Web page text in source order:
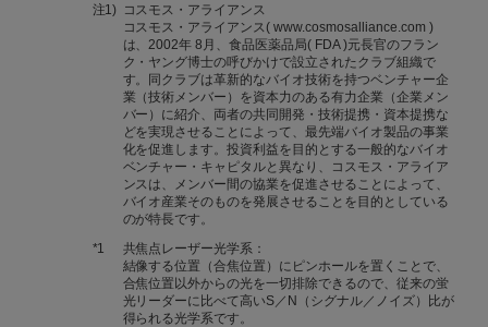
注1) コスモス・アライアンス
コスモス・アライアンス( www.cosmosalliance.com )
は、2002年 8月、食品医薬品局( FDA )元長官のフラン
ク・ヤング博士の呼びかけで設立されたクラブ組織で
す。同クラブは革新的なバイオ技術を持つベンチャー企
業（技術メンバー）を資本力のある有力企業（企業メン
バー）に紹介、両者の共同開発・技術提携・資本提携な
どを実現させることによって、最先端バイオ製品の事業
化を促進します。投資利益を目的とする一般的なバイオ
ベンチャー・キャピタルと異なり、コスモス・アライア
ンスは、メンバー間の協業を促進させることによって、
バイオ産業そのものを発展させることを目的としている
のが特長です。
*1
共焦点レーザー光学系：
結像する位置（合焦位置）にピンホールを置くことで、
合焦位置以外からの光を一切排除できるので、従来の蛍
光リーダーに比べて高いS／N（シグナル／ノイズ）比が
得られる光学系です。